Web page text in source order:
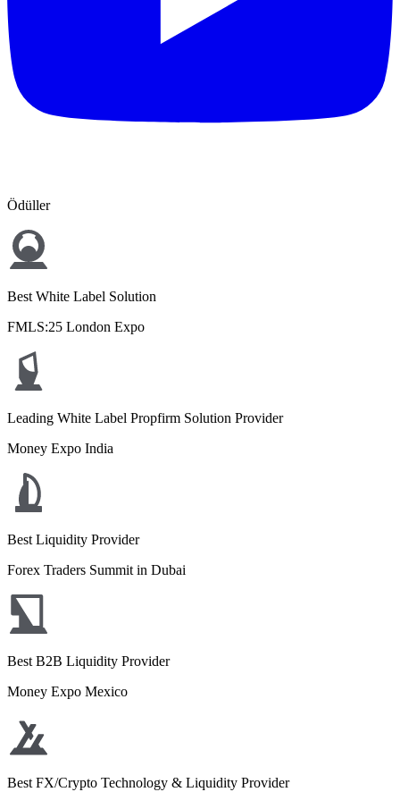
Ödüller
Best White Label Solution
FMLS:25 London Expo
Leading White Label Propfirm Solution Provider
Money Expo India
Best Liquidity Provider
Forex Traders Summit in Dubai
Best B2B Liquidity Provider
Money Expo Mexico
Best FX/Crypto Technology & Liquidity Provider